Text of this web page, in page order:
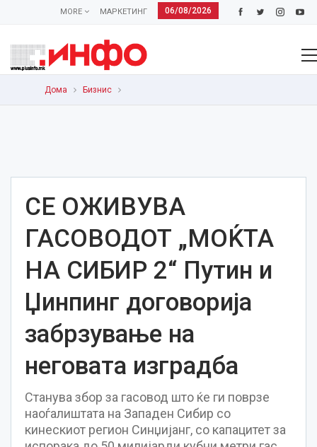
06/08/2026
МАРКЕТИНГ
MORE
Дома Бизнис
СЕ ОЖИВУВА
ГАСОВОДОТ „МОЌТА
НА СИБИР 2“ Путин и
Џинпинг договорија
забрзување на
неговата изградба
Станува збор за гасовод што ќе ги поврзе
наоѓалиштата на Западен Сибир со
кинескиот регион Синџијанг, со капацитет за